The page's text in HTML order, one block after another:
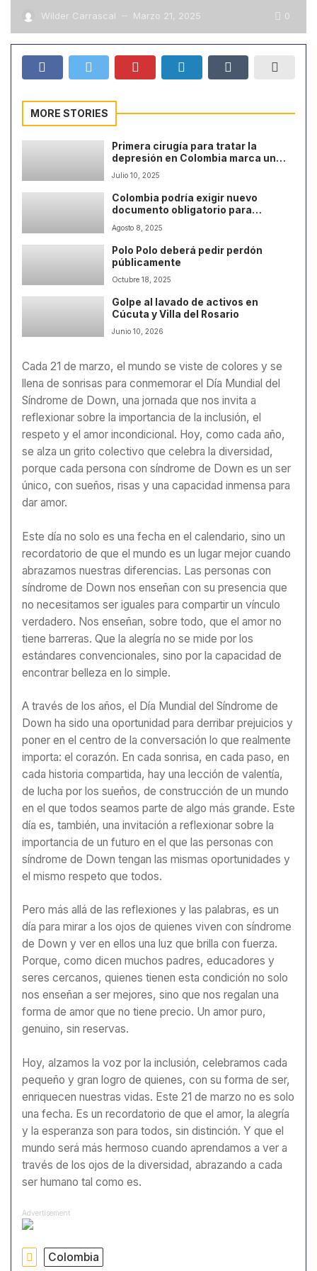
Wilder Carrascal — Marzo 21, 2025 0
MORE STORIES
Primera cirugía para tratar la
depresión en Colombia marca un
hito en la medicina
Julio 10, 2025
Colombia podría exigir nuevo
documento obligatorio para
mascotas
Agosto 8, 2025
Polo Polo deberá pedir perdón
públicamente
Octubre 18, 2025
Golpe al lavado de activos en
Cúcuta y Villa del Rosario
Junio 10, 2026
Cada 21 de marzo, el mundo se viste de colores y se
llena de sonrisas para conmemorar el Día Mundial del
Síndrome de Down, una jornada que nos invita a
reflexionar sobre la importancia de la inclusión, el
respeto y el amor incondicional. Hoy, como cada año,
se alza un grito colectivo que celebra la diversidad,
porque cada persona con síndrome de Down es un ser
único, con sueños, risas y una capacidad inmensa para
dar amor.
Este día no solo es una fecha en el calendario, sino un
recordatorio de que el mundo es un lugar mejor cuando
abrazamos nuestras diferencias. Las personas con
síndrome de Down nos enseñan con su presencia que
no necesitamos ser iguales para compartir un vínculo
verdadero. Nos enseñan, sobre todo, que el amor no
tiene barreras. Que la alegría no se mide por los
estándares convencionales, sino por la capacidad de
encontrar belleza en lo simple.
A través de los años, el Día Mundial del Síndrome de
Down ha sido una oportunidad para derribar prejuicios y
poner en el centro de la conversación lo que realmente
importa: el corazón. En cada sonrisa, en cada paso, en
cada historia compartida, hay una lección de valentía,
de lucha por los sueños, de construcción de un mundo
en el que todos seamos parte de algo más grande. Este
día es, también, una invitación a reflexionar sobre la
importancia de un futuro en el que las personas con
síndrome de Down tengan las mismas oportunidades y
el mismo respeto que todos.
Pero más allá de las reflexiones y las palabras, es un
día para mirar a los ojos de quienes viven con síndrome
de Down y ver en ellos una luz que brilla con fuerza.
Porque, como dicen muchos padres, educadores y
seres cercanos, quienes tienen esta condición no solo
nos enseñan a ser mejores, sino que nos regalan una
forma de amor que no tiene precio. Un amor puro,
genuino, sin reservas.
Hoy, alzamos la voz por la inclusión, celebramos cada
pequeño y gran logro de quienes, con su forma de ser,
enriquecen nuestras vidas. Este 21 de marzo no es solo
una fecha. Es un recordatorio de que el amor, la alegría
y la esperanza son para todos, sin distinción. Y que el
mundo será más hermoso cuando aprendamos a ver a
través de los ojos de la diversidad, abrazando a cada
ser humano tal como es.
Advertisement
Colombia